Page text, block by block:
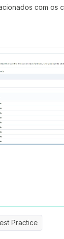
com os
Practice